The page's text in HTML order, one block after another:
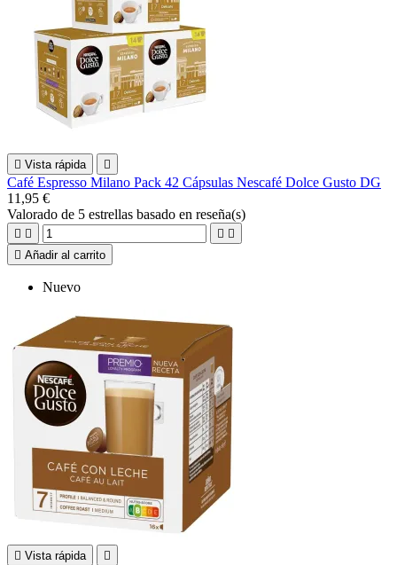
 Vista rápida 
Café Espresso Milano Pack 42 Cápsulas Nescafé Dolce Gusto DG
11,95 €
Valorado de 5 estrellas basado en reseña(s)
   
 Añadir al carrito
Nuevo
 Vista rápida 